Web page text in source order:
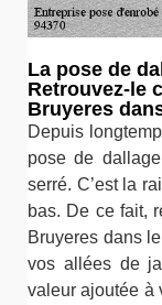
La pose de
Retrouvez-le
Bruyeres
Depuis
pose de
serré. C’est la
bas. De ce fait,
Bruyeres dans
vos allées de
valeur ajoutée à